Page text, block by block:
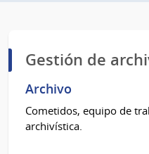
Gestión de
Archivo
Cometidos, equipo de
archivística.